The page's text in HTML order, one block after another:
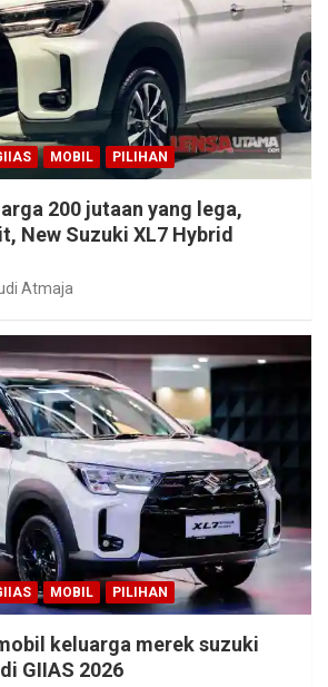
MOBIL PILIHAN
200 jutaan yang lega,
New Suzuki XL7 Hybrid
Atmaja
MOBIL PILIHAN
keluarga merek suzuki
GIIAS 2026